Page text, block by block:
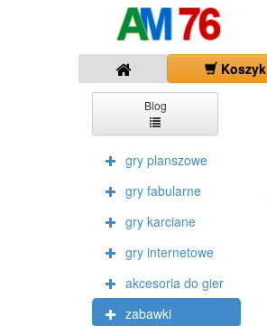
Koszyk
Blog
gry planszowe
gry fabularne
gry karciane
gry internetowe
akcesoria do gier
zabawki